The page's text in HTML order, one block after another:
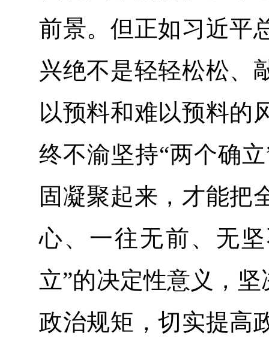
前景。但正如习近平
兴绝不是轻轻松松、
以预料和难以预料的
终不渝坚持“两个确
固凝聚起来，才能把
心、一往无前、无
立”的决定性意义，
政治规矩，切实提高